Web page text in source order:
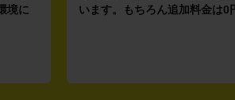
境に
います。もちろん追加料金は0